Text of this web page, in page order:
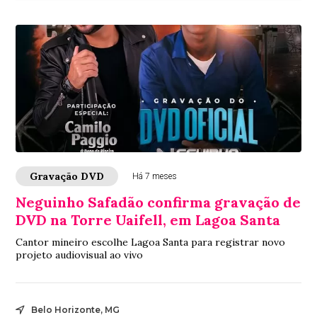
Gravação DVD Há 7 meses
Neguinho Safadão confirma gravação de
DVD na Torre Uaifell, em Lagoa Santa
Cantor mineiro escolhe Lagoa Santa para registrar novo
projeto audiovisual ao vivo
Belo Horizonte, MG